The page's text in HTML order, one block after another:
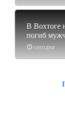
сегодня
В Вохтоге
погиб